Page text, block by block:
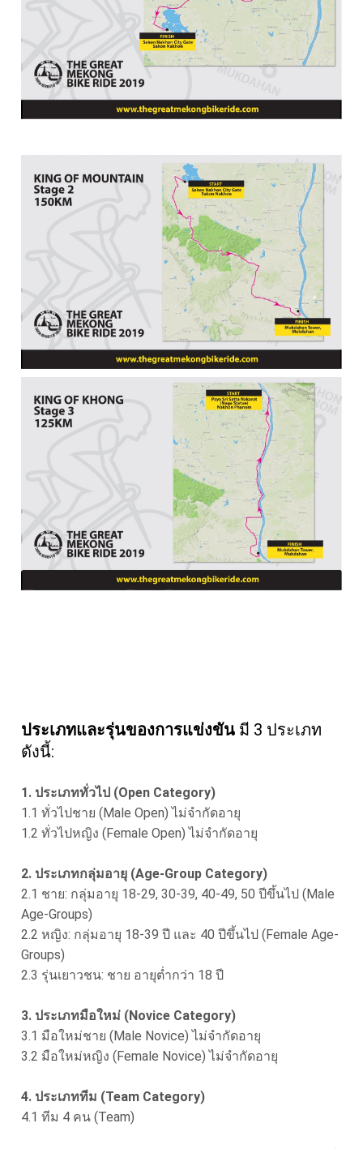
ประเภทและรุ่นของการแข่งขัน มี 3 ประเภท
ดังนี้:
1. ประเภททั่วไป (Open Category)
1.1 ทั่วไปชาย (Male Open) ไม่จำกัดอายุ
1.2 ทั่วไปหญิง (Female Open) ไม่จำกัดอายุ
2. ประเภทกลุ่มอายุ (Age-Group Category)
2.1 ชาย: กลุ่มอายุ 18-29, 30-39, 40-49, 50 ปีขึ้นไป (Male
Age-Groups)
2.2 หญิง: กลุ่มอายุ 18-39 ปี และ 40 ปีขึ้นไป (Female Age-
Groups)
2.3 รุ่นเยาวชน: ชาย อายุต่ำกว่า 18 ปี
3. ประเภทมือใหม่ (Novice Category)
3.1 มือใหม่ชาย (Male Novice) ไม่จำกัดอายุ
3.2 มือใหม่หญิง (Female Novice) ไม่จำกัดอายุ
4. ประเภททีม (Team Category)
4.1 ทีม 4 คน (Team)